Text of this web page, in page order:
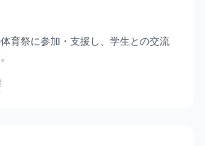
育祭に参加・支援し、学生との交流